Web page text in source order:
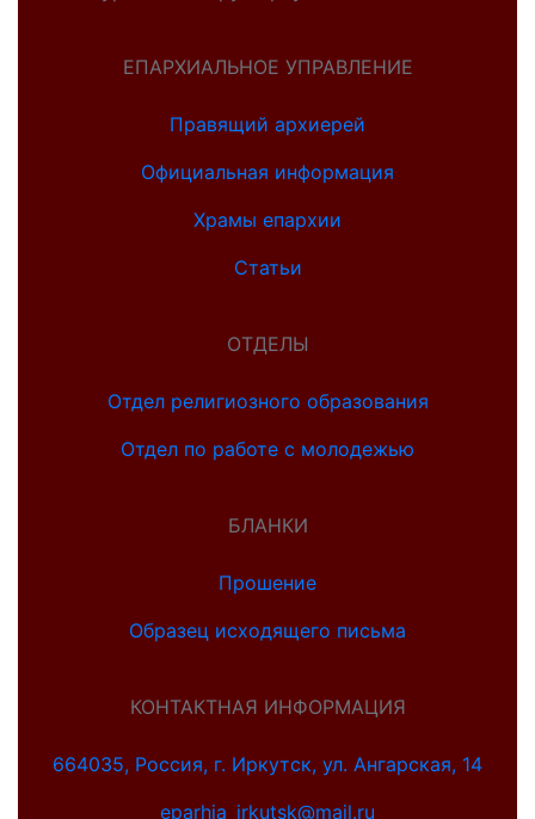
ЕПАРХИАЛЬНОЕ УПРАВЛЕНИЕ
Правящий архиерей
Официальная информация
Храмы епархии
Статьи
ОТДЕЛЫ
Отдел религиозного образования
Отдел по работе с молодежью
БЛАНКИ
Прошение
Образец исходящего письма
КОНТАКТНАЯ ИНФОРМАЦИЯ
664035, Россия, г. Иркутск, ул. Ангарская, 14
eparhia_irkutsk@mail.ru